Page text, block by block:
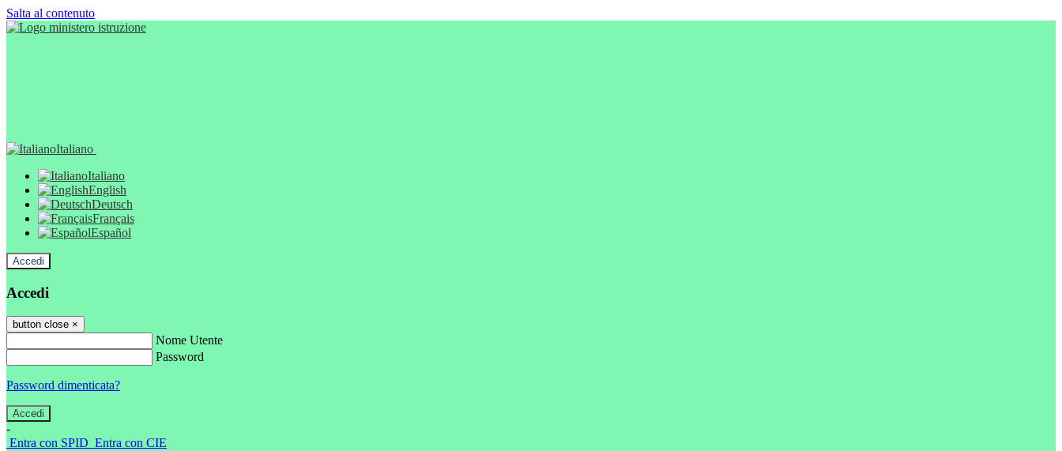
Salta al contenuto
Italiano
Italiano
English
Deutsch
Français
Español
Accedi
Accedi
button close ×
Nome Utente
Password
Password dimenticata?
-
Entra con SPID Entra con CIE